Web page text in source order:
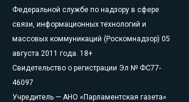
Федеральной службе по надзору в сфере
связи, информационных технологий и
массовых коммуникаций (Роскомнадзор) 05
августа 2011 года. 18+
Свидетельство о регистрации Эл № ФС77-
46097
Учредитель — АНО «Парламентская газета»